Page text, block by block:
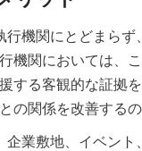
機関にとどまら
機関においては、
する客観的な証拠
業敷地、イベン